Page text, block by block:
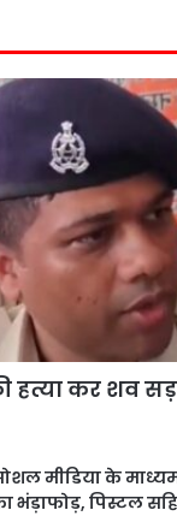
हत्या कर शव
मीडिया के
भंड़ाफोड़, पिस्टल